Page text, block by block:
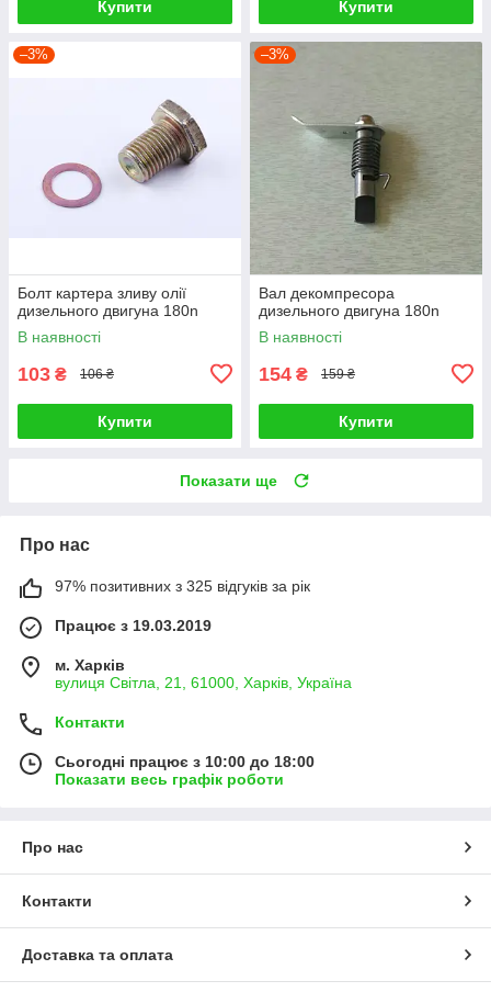
Купити Купити
–3%
Болт картера зливу олії
дизельного двигуна 180n
В наявності
103 ₴ 106 ₴
Купити
–3%
Вал декомпресора
дизельного двигуна 180n
В наявності
154 ₴ 159 ₴
Купити
Показати ще
Про нас
97% позитивних з 325 відгуків за рік
Працює з 19.03.2019
м. Харків
вулиця Світла, 21, 61000, Харків, Україна
Контакти
Сьогодні працює з 10:00 до 18:00
Показати весь графік роботи
Про нас
Контакти
Доставка та оплата